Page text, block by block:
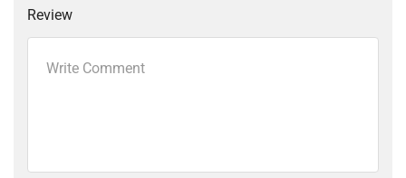
Review